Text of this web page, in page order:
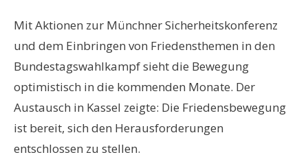
Mit Aktionen zur Münchner Sicherheitskonferenz
und dem Einbringen von Friedensthemen in den
Bundestagswahlkampf sieht die Bewegung
optimistisch in die kommenden Monate. Der
Austausch in Kassel zeigte: Die Friedensbewegung
ist bereit, sich den Herausforderungen
entschlossen zu stellen.